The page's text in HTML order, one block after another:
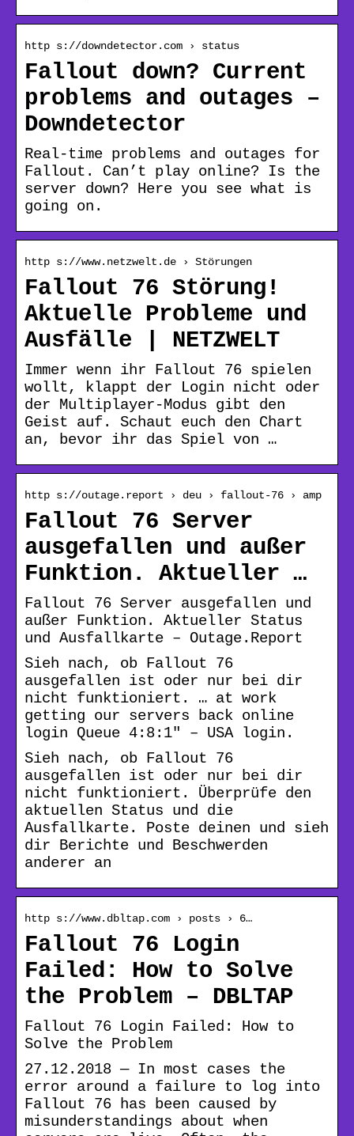
http s://downdetector.com › status
Fallout down? Current
problems and outages –
Downdetector
Real-time problems and outages for
Fallout. Can’t play online? Is the
server down? Here you see what is
going on.
http s://www.netzwelt.de › Störungen
Fallout 76 Störung!
Aktuelle Probleme und
Ausfälle | NETZWELT
Immer wenn ihr Fallout 76 spielen
wollt, klappt der Login nicht oder
der Multiplayer-Modus gibt den
Geist auf. Schaut euch den Chart
an, bevor ihr das Spiel von …
http s://outage.report › deu › fallout-76 › amp
Fallout 76 Server
ausgefallen und außer
Funktion. Aktueller …
Fallout 76 Server ausgefallen und
außer Funktion. Aktueller Status
und Ausfallkarte – Outage.Report
Sieh nach, ob Fallout 76
ausgefallen ist oder nur bei dir
nicht funktioniert. … at work
getting our servers back online
login Queue 4:8:1″ – USA login.
Sieh nach, ob Fallout 76
ausgefallen ist oder nur bei dir
nicht funktioniert. Überprüfe den
aktuellen Status und die
Ausfallkarte. Poste deinen und sieh
dir Berichte und Beschwerden
anderer an
http s://www.dbltap.com › posts › 6…
Fallout 76 Login
Failed: How to Solve
the Problem – DBLTAP
Fallout 76 Login Failed: How to
Solve the Problem
27.12.2018 — In most cases the
error around a failure to log into
Fallout 76 has been caused by
misunderstandings about when